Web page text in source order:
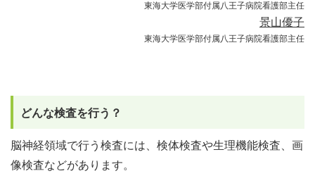
東海大学医学部付属八王子病院看護部主任
景山優子
東海大学医学部付属八王子病院看護部主任
どんな検査を行う？
脳神経領域で行う検査には、検体検査や生理機能検査、画
像検査などがあります。